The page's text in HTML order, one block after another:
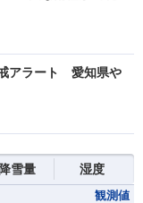
アラート 愛知県や
雪量 湿度
観測値